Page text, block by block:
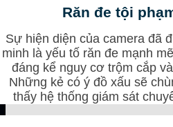
Răn đe tội
Sự hiện diện của camera đã
minh là yếu tố răn đe mạnh
đáng kể nguy cơ trộm cắp
Những kẻ có ý đồ xấu sẽ
thấy hệ thống giám sát